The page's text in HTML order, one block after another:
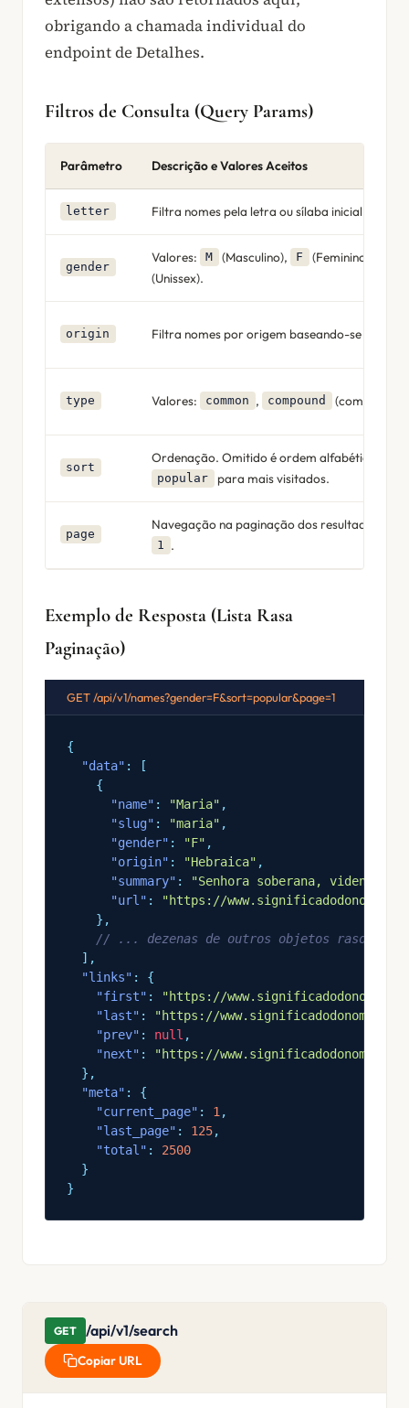
obrigando a chamada individual do
endpoint de Detalhes.
Filtros de Consulta (Query Params)
Parâmetro Descrição e Valores Aceitos
letter Filtra nomes pela letra ou sílaba inicial.
gender
Valores: M (Masculino), F (Feminino),
(Unissex).
origin Filtra nomes por origem baseando-se no
type Valores: common , compound (composto),
sort
Ordenação. Omitido é ordem alfabética.
popular para mais visitados.
page
Navegação na paginação dos resultados.
1 .
Exemplo de Resposta (Lista Rasa
Paginação)
GET /api/v1/names?gender=F&sort=popular&page=1
{
"data" : [
{
"name" : "Maria" ,
"slug" : "maria" ,
"gender" : "F" ,
"origin" : "Hebraica" ,
"summary" :
"Senhora soberana, vidente
"url" :
"https://
} ,
// ... dezenas de outros objetos rasos
],
"links" : {
"first" :
"https://
"last" :
"https://www.significadodonome.com/
"prev" : null ,
"next" :
"https://
},
"meta" : {
"current_page" : 1 ,
"last_page" : 125,
"total" :
2500
}
}
GET /api/v1/search
Copiar URL